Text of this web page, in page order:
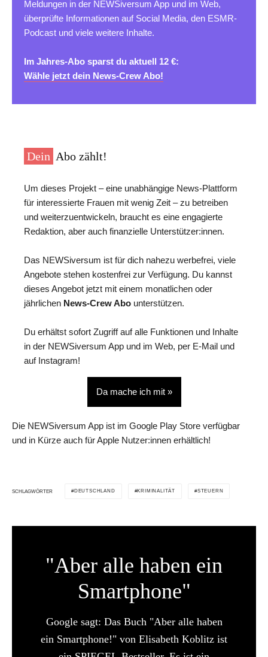
Meldungen in der NEWSiversum App und im Web,
überprüfte Informationen auf Social Media, den ESMR-
Podcast und viele weitere Inhalte.
Im Jahres-Abo sparst du aktuell 12 €:
Wähle jetzt dein News-Crew Abo!
Dein Abo zählt!
Um dieses Projekt – eine unabhängige News-Plattform
für interessierte Frauen mit wenig Zeit – zu betreiben
und weiterzuentwickeln, braucht es eine engagierte
Redaktion, aber auch finanzielle Unterstützer:innen.
Das NEWSiversum ist für dich nahezu werbefrei, viele
Angebote stehen kostenfrei zur Verfügung. Du kannst
dieses Angebot jetzt mit einem monatlichen oder
jährlichen News-Crew Abo unterstützen.
Du erhältst sofort Zugriff auf alle Funktionen und Inhalte
in der NEWSiversum App und im Web, per E-Mail und
auf Instagram!
Da mache ich mit »
Die NEWSiversum App ist im Google Play Store verfügbar
und in Kürze auch für Apple Nutzer:innen erhältlich!
SCHLAGWÖRTER DEUTSCHLAND KRIMINALITÄT STEUERN
"Aber alle haben ein
Smartphone"
Google sagt: Das Buch "Aber alle haben
ein Smartphone!" von Elisabeth Koblitz ist